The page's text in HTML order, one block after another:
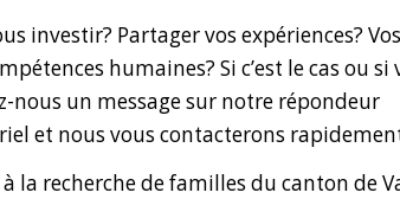
investir? Partager vos expériences? Vos
humaines? Si c’est le cas ou si
nous un message sur notre répondeur
et nous vous contacterons
la recherche de familles du canton de